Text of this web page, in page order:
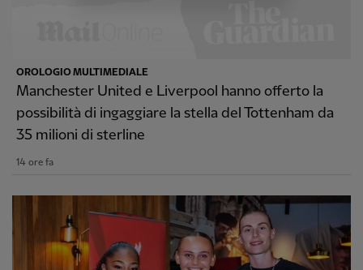
OROLOGIO MULTIMEDIALE
Manchester United e Liverpool hanno offerto la
possibilità di ingaggiare la stella del Tottenham da
35 milioni di sterline
14 ore fa